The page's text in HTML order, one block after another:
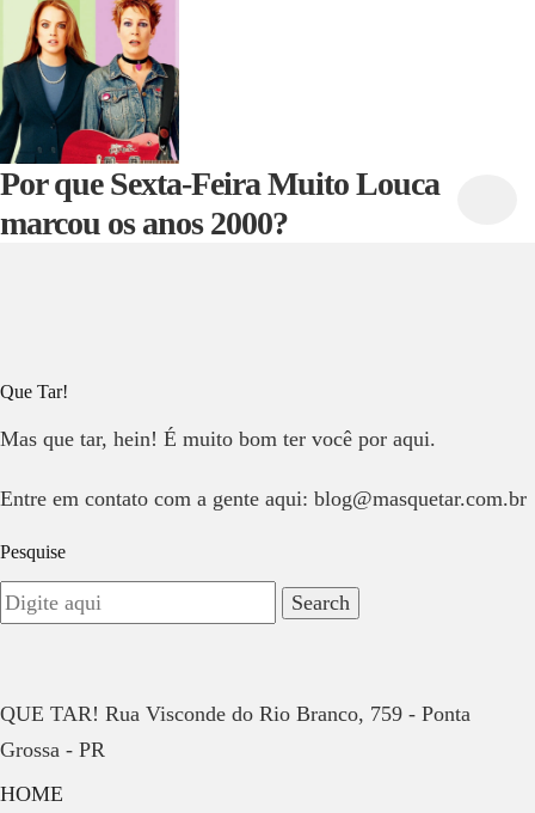
Por que Sexta-Feira Muito Louca
marcou os anos 2000?
Que Tar!
Mas que tar, hein! É muito bom ter você por aqui.
Entre em contato com a gente aqui: blog@masquetar.com.br
Pesquise
QUE TAR! Rua Visconde do Rio Branco, 759 - Ponta
Grossa - PR
HOME